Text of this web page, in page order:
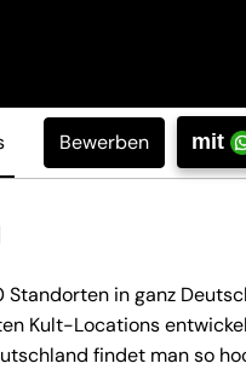
Bewerben mit
Standorten in ganz
Kult-Locations
findet man so